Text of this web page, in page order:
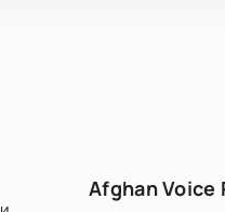
Afghan Voice